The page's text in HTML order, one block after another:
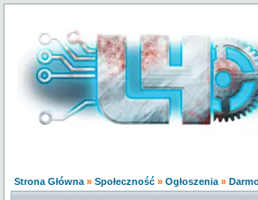
Strona Główna » Społeczność » Ogłoszenia »